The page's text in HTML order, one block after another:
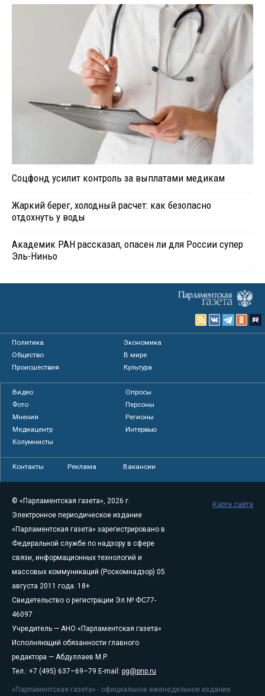
Соцфонд усилит контроль за выплатами медикам
Жаркий берег, холодный расчет: как безопасно
отдохнуть у воды
Академик РАН рассказал, опасен ли для России супер
Эль-Ниньо
Политика
Экономика
Общество
В мире
Происшествия
Культура
Видео
Опросы
Фото
Персоны
Мнения
Регионы
Медиацентр
Интервью
Колумнисты
Контакты Реклама Вакансии
© «Парламентская газета», 2026 г.
Электронное периодическое издание
«Парламентская газета» зарегистрировано в
Федеральной службе по надзору в сфере
связи, информационных технологий и
массовых коммуникаций (Роскомнадзор) 05
августа 2011 года. 18+
Свидетельство о регистрации Эл № ФС77-
46097
Учредитель — АНО «Парламентская газета»
Исполняющий обязанности главного
редактора — Абдуллаев М.Р.
Тел.: +7 (495) 637–69–79 E-mail: pg@pnp.ru
«Парламентская газета» - официальное еженедельное издание
Карта сайта